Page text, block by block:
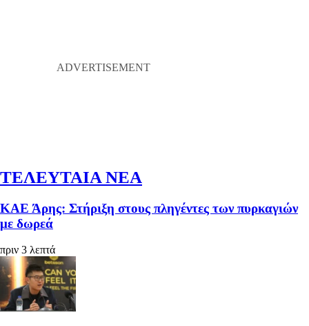
ΤΕΛΕΥΤΑΙΑ ΝΕΑ
ΚΑΕ Άρης: Στήριξη στους πληγέντες των πυρκαγιών
με δωρεά
πριν 3 λεπτά